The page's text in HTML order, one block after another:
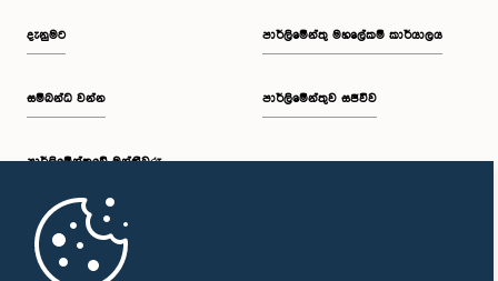
දැනුමට
සම්බන්ධ වන්න
පාර්ලි‌මේන්තුවේ මන්ත්‍රීවරු
මුල් පිටුව
පාර්ලිමේන්තු මහලේකම් කාර්යාලය
පාර්ලිමේන්තුව සජීවීව